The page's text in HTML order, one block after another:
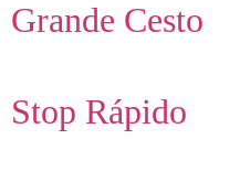
Grande Cesto
Stop Rápido